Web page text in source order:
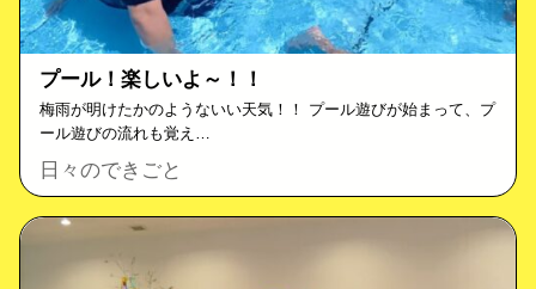
プール！楽しいよ～！！
梅雨が明けたかのようないい天気！！ プール遊びが始まって、プ
ール遊びの流れも覚え…
日々のできごと